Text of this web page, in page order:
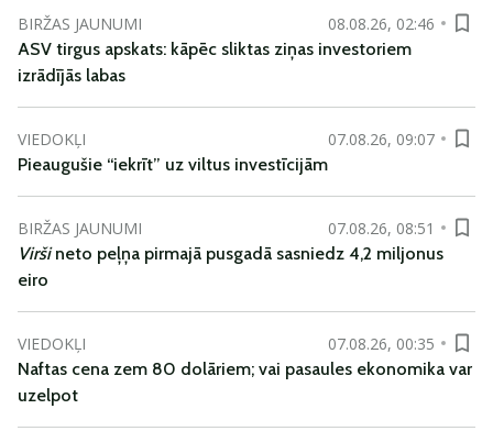
BIRŽAS JAUNUMI
08.08.26, 02:46
ASV tirgus apskats: kāpēc sliktas ziņas investoriem
izrādījās labas
VIEDOKĻI
07.08.26, 09:07
Pieaugušie “iekrīt” uz viltus investīcijām
BIRŽAS JAUNUMI
07.08.26, 08:51
Viršineto peļņa pirmajā pusgadā sasniedz 4,2 miljonus
eiro
VIEDOKĻI
07.08.26, 00:35
Naftas cena zem 80 dolāriem; vai pasaules ekonomika var
uzelpot